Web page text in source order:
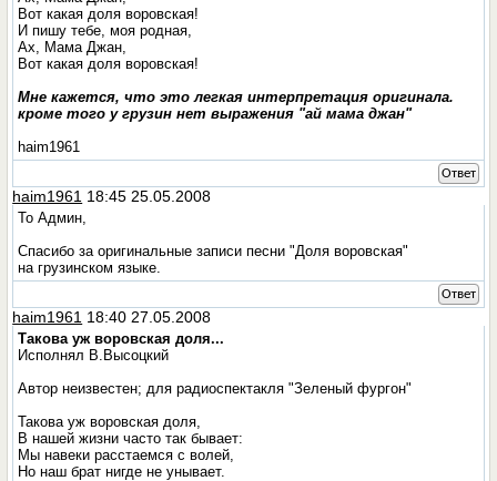
Вот какая доля воровская!
И пишу тебе, моя родная,
Ах, Мама Джан,
Вот какая доля воровская!
Мне кажется, что это легкая интерпретация оригинала.
кроме того у грузин нет выражения "ай мама джан"
haim1961
Ответ
haim1961 18:45 25.05.2008
То Админ,
Спасибо за оригинальные записи песни "Доля воровская"
на грузинском языке.
Ответ
haim1961 18:40 27.05.2008
Такова уж воровская доля...
Исполнял В.Высоцкий
Автор неизвестен; для радиоспектакля "Зеленый фургон"
Такова уж воровская доля,
В нашей жизни часто так бывает:
Мы навеки расстаемся с волей,
Но наш брат нигде не унывает.